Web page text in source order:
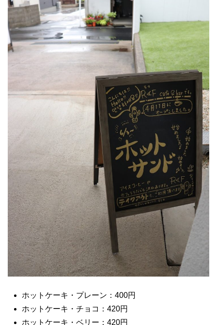
ホットケーキ・プレーン：400円
ホットケーキ・チョコ：420円
ホットケーキ・ベリー：420円